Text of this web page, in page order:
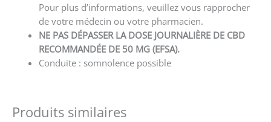
Pour plus d’informations, veuillez vous rapprocher
de votre médecin ou votre pharmacien.
NE PAS DÉPASSER LA DOSE JOURNALIÈRE DE CBD
RECOMMANDÉE DE 50 MG (EFSA).
Conduite : somnolence possible
Produits similaires